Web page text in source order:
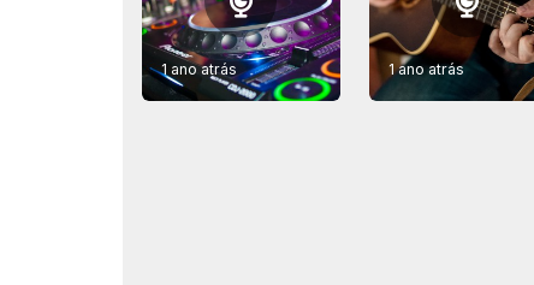
1 ano atrás 1 ano atrás